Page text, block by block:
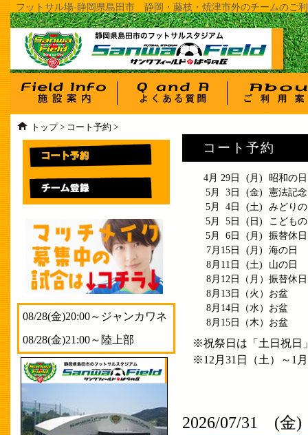
フットサル場-静岡県島田市 静岡・藤枝・焼津市外のチームのご
トップ > コート予約 >
コート予約
4月 29日 (月)
昭和の日
5月 3日
(金)
憲法記
5月 4日
(土)
みどり
5月 5日
(日)
こども
5月 6日
(月)
振替休日
7月15日
(月)
海の日
8月11日
(土)
山の日
8月12日
（月） 振替休日
8月13日
（火） お盆
8月14日
（水） お盆
8月15日
（木） お盆
※祝祭日は「土日祝日
※12月31日（土）～1
2026/07/31 (金
08/28(金)20:00～ジャンカワネ
08/28(金)21:00～陸上部